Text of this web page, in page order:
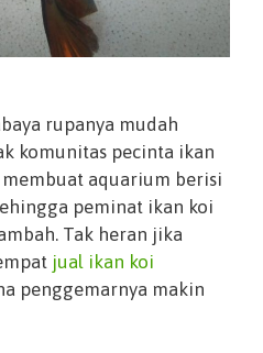
rupanya mudah
komunitas pecinta ikan
aquarium berisi
peminat ikan koi
Tak heran jika
jual ikan koi
penggemarnya makin